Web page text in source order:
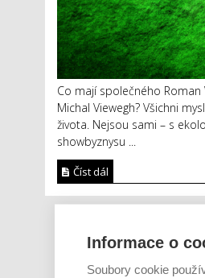
Co mají společného Roman
Michal Viewegh? Všichni
života. Nejsou sami – s
showbyznysu ...
Číst dál
Informace o
Soubory cookie